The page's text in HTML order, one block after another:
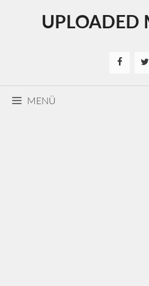
UPLOADED
MENÜ